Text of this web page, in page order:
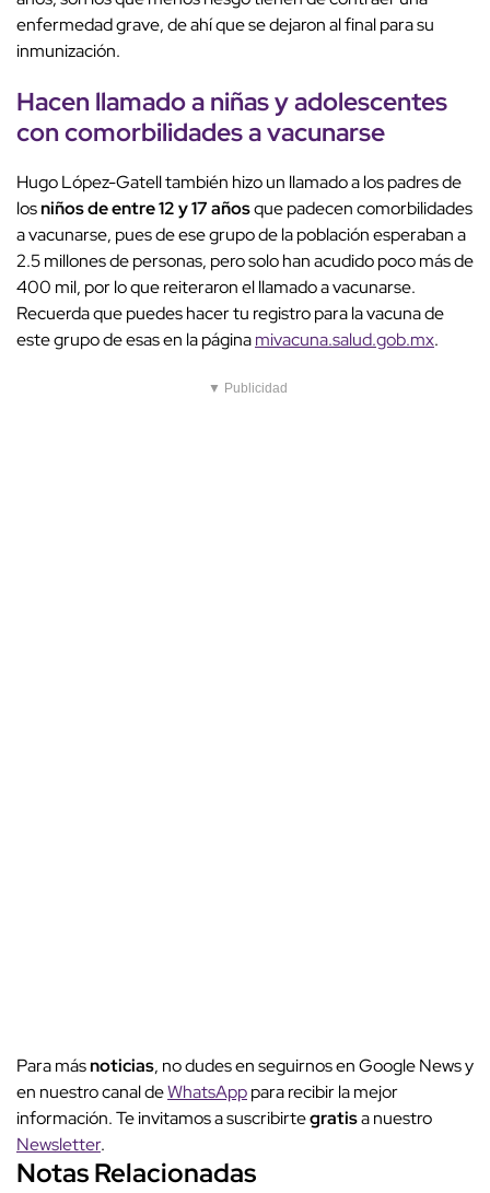
enfermedad grave, de ahí que se dejaron al final para su
inmunización.
Hacen llamado a niñas y adolescentes
con comorbilidades a vacunarse
Hugo López-Gatell también hizo un llamado a los padres de
losniños de entre 12 y 17 añosque padecen comorbilidades
a vacunarse, pues de ese grupo de la población esperaban a
2.5 millones de personas, pero solo han acudido poco más de
400 mil, por lo que reiteraron el llamado a vacunarse.
Recuerda que puedes hacer tu registro para la vacuna de
este grupo de esas en la páginamivacuna.salud.gob.mx.
▼ Publicidad
Para másnoticias, no dudes en seguirnos en Google News y
en nuestro canal deWhatsApppara recibir la mejor
información. Te invitamos a suscribirtegratisa nuestro
Newsletter.
Notas Relacionadas